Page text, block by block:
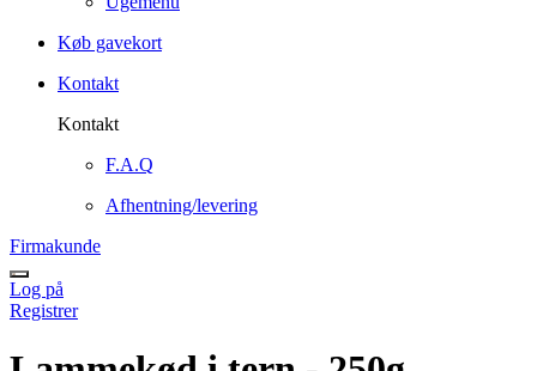
Køb gavekort
Kontakt
Kontakt
F.A.Q
Afhentning/levering
Firmakunde
Log på
Registrer